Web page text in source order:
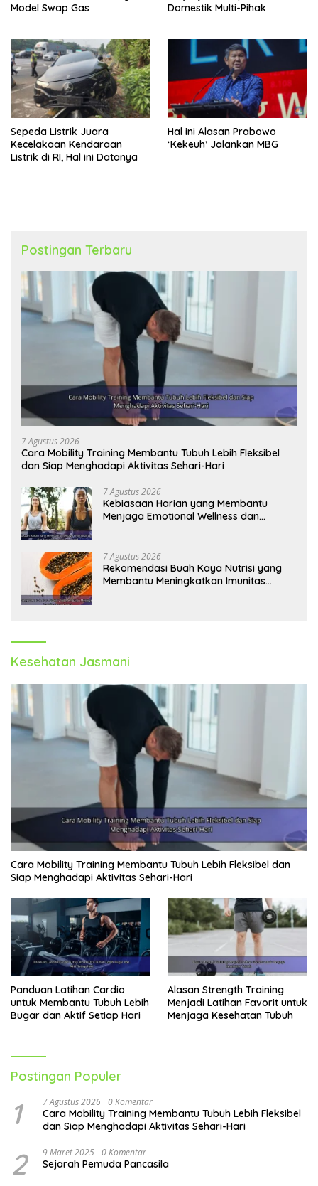
Model Swap Gas
Domestik Multi-Pihak
Sepeda Listrik Juara
Kecelakaan Kendaraan
Listrik di RI, Hal ini Datanya
Hal ini Alasan Prabowo
‘Kekeuh’ Jalankan MBG
Postingan Terbaru
7 Agustus 2026
Cara Mobility Training Membantu Tubuh Lebih Fleksibel
dan Siap Menghadapi Aktivitas Sehari-Hari
7 Agustus 2026
Kebiasaan Harian yang Membantu
Menjaga Emotional Wellness dan
7 Agustus 2026
Rekomendasi Buah Kaya Nutrisi yang
Membantu Meningkatkan Imunitas
Kesehatan Jasmani
Cara Mobility Training Membantu Tubuh Lebih Fleksibel dan
Siap Menghadapi Aktivitas Sehari-Hari
Panduan Latihan Cardio
untuk Membantu Tubuh Lebih
Bugar dan Aktif Setiap Hari
Alasan Strength Training
Menjadi Latihan Favorit untuk
Menjaga Kesehatan Tubuh
Postingan Populer
1 7 Agustus 2026 0 Komentar
Cara Mobility Training Membantu Tubuh Lebih Fleksibel
dan Siap Menghadapi Aktivitas Sehari-Hari
2 9 Maret 2025 0 Komentar
Sejarah Pemuda Pancasila